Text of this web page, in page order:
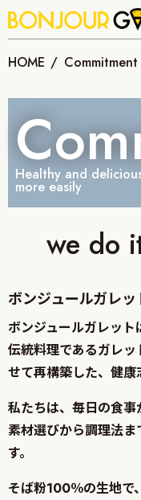
HOME Commitment
Healthy and
more easily
we do
ボンジュールガレ
ボンジュールガレッ
伝統料理であるガレ
せて再構築した、健康
私たちは、毎日の食事
素材選びから調理法ま
す。
そば粉100％の生地で